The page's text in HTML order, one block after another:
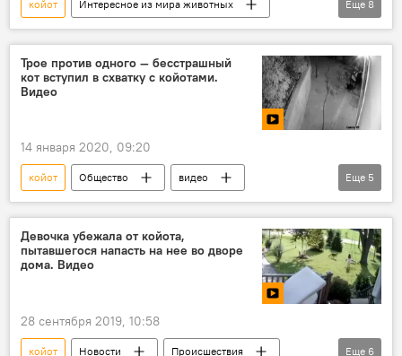
койот
Интересное из мира животных
Новости
В мире
видео
Видеоклуб
США
нападение
собака
Еще 8
Трое против одного — бесстрашный
кот вступил в схватку с койотами.
Видео
14 января 2020, 09:20
койот Общество
видео
Мультимедиа
В мире
Калифорния
кот
схватка
Еще 5
Девочка убежала от койота,
пытавшегося напасть на нее во дворе
дома. Видео
28 сентября 2019, 10:58
койот Новости
Происшествия
Еще 6